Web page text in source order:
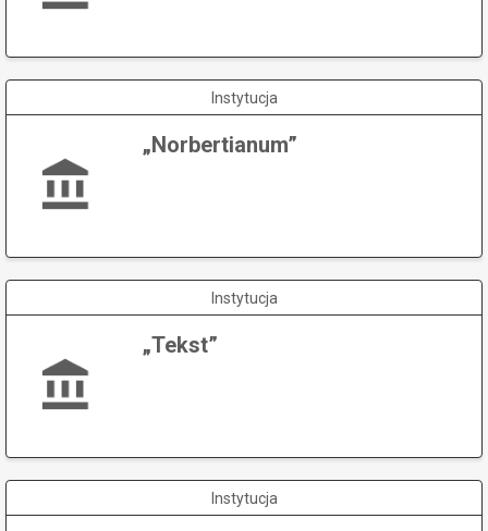
Instytucja
„Norbertianum”
Instytucja
„Tekst”
Instytucja